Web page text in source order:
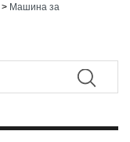
> Машина за